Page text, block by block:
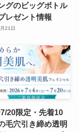
グのビッグボトル
レゼント情報
21日
7/20限定・先着10
毛穴引き締め透明